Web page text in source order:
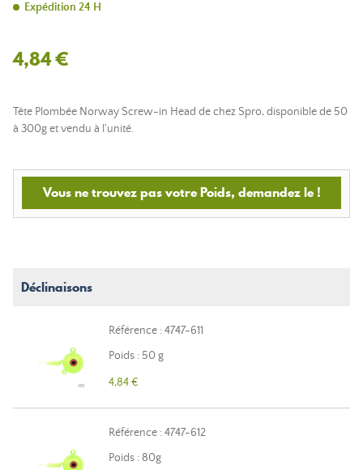
Expédition 24 H
4,84 €
Tête Plombée Norway Screw-in Head de chez Spro, disponible de 50
à 300g et vendu à l'unité.
Vous ne trouvez pas votre Poids, demandez le !
Déclinaisons
Référence : 4747-611
Poids : 50 g
4,84 €
Référence : 4747-612
Poids : 80g